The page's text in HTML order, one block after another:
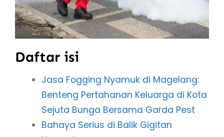
Daftar isi
Jasa Fogging Nyamuk di Magelang:
Benteng Pertahanan Keluarga di Kota
Sejuta Bunga Bersama Garda Pest
Bahaya Serius di Balik Gigitan